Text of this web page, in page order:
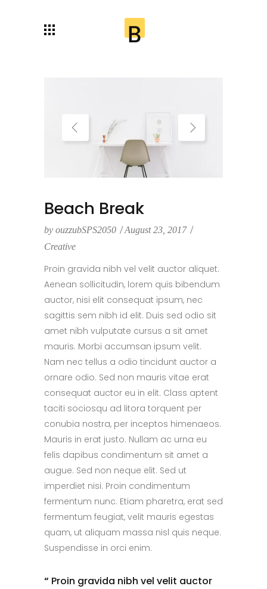
Beach Break
by ouzzubSPS2050
August 23, 2017
Creative
Proin gravida nibh vel velit auctor aliquet.
Aenean sollicitudin, lorem quis bibendum
auctor, nisi elit consequat ipsum, nec
sagittis sem nibh id elit. Duis sed odio sit
amet nibh vulputate cursus a sit amet
mauris. Morbi accumsan ipsum velit.
Nam nec tellus a odio tincidunt auctor a
ornare odio. Sed non mauris vitae erat
consequat auctor eu in elit. Class aptent
taciti sociosqu ad litora torquent per
conubia nostra, per inceptos himenaeos.
Mauris in erat justo. Nullam ac urna eu
felis dapibus condimentum sit amet a
augue. Sed non neque elit. Sed ut
imperdiet nisi. Proin condimentum
fermentum nunc. Etiam pharetra, erat sed
fermentum feugiat, velit mauris egestas
quam, ut aliquam massa nisl quis neque.
Suspendisse in orci enim.
“ Proin gravida nibh vel velit auctor